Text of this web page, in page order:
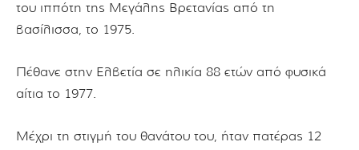
του ιππότη της Μεγάλης Βρετανίας από τη
βασίλισσα, το 1975.
Πέθανε στην Ελβετία σε ηλικία 88 ετών από φυσικά
αίτια το 1977.
Μέχρι τη στιγμή του θανάτου του, ήταν πατέρας 12